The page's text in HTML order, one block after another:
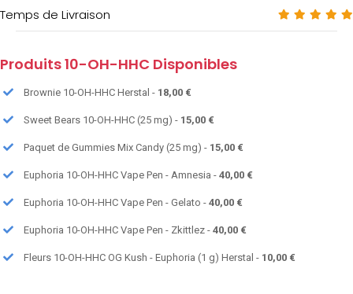
Temps de Livraison
Produits 10-OH-HHC Disponibles
Brownie 10-OH-HHC Herstal - 18,00 €
Sweet Bears 10-OH-HHC (25 mg) - 15,00 €
Paquet de Gummies Mix Candy (25 mg) - 15,00 €
Euphoria 10-OH-HHC Vape Pen - Amnesia - 40,00 €
Euphoria 10-OH-HHC Vape Pen - Gelato - 40,00 €
Euphoria 10-OH-HHC Vape Pen - Zkittlez - 40,00 €
Fleurs 10-OH-HHC OG Kush - Euphoria (1 g) Herstal - 10,00 €